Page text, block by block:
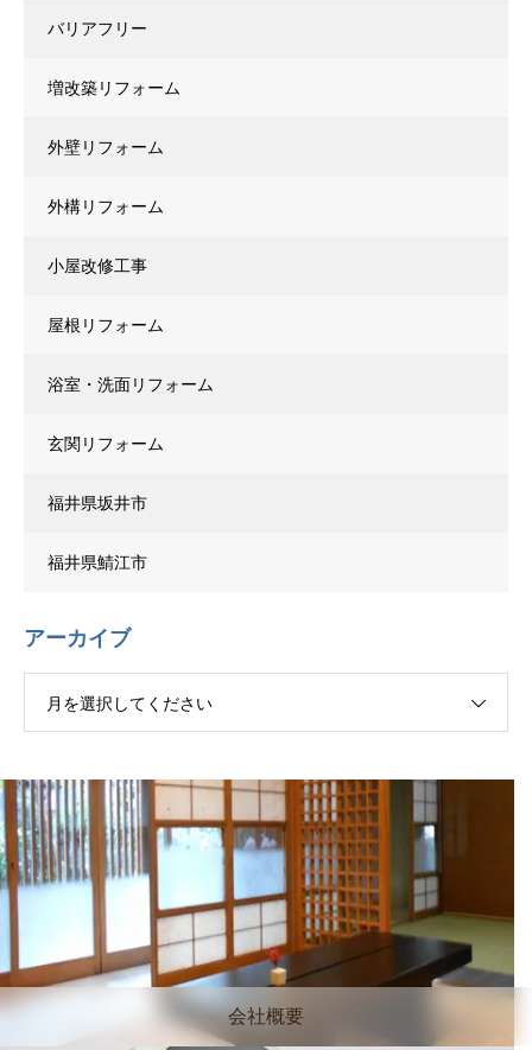
バリアフリー
増改築リフォーム
外壁リフォーム
外構リフォーム
小屋改修工事
屋根リフォーム
浴室・洗面リフォーム
玄関リフォーム
福井県坂井市
福井県鯖江市
アーカイブ
月を選択してください
会社概要